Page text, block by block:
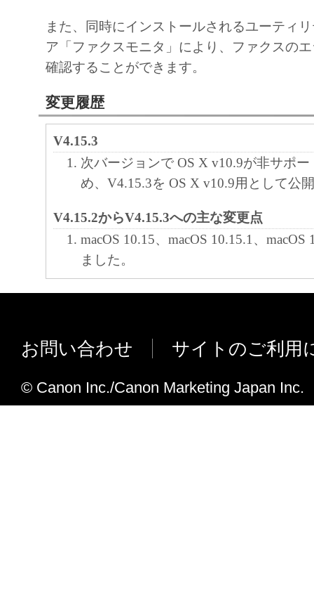
また、同時にインストールされるユーティ
ア「ファクスモニタ」により、ファクスの
確認することができます。
変更履歴
V4.15.3
次バージョンで OS X v10.9が非サポ
め、V4.15.3を OS X v10.9用として公
V4.15.2からV4.15.3への主な変更点
macOS 10.15、macOS 10.15.1、
ました。
V4.15.1からV4.15.2への主な変更点
ズ（III）、iR-ADV C3500シリーズ（
C356F III に対応しました。
（III）、iR-ADV 4500シリーズ（III）
お問い合わせ サイトのご利用
© Canon Inc./Canon Marketing Japan Inc.